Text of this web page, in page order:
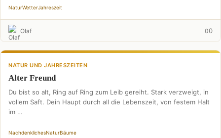
NaturWetterJahreszeit
Olaf 00
NATUR UND JAHRESZEITEN
Alter Freund
Du bist so alt, Ring auf Ring zum Leib gereiht. Stark verzweigt, in
vollem Saft. Dein Haupt durch all die Lebenszeit, von festem Halt
im …
NachdenklichesNaturBäume